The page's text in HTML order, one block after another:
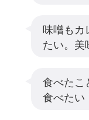
味噌もカ
たい。美
食べたこ
食べたい